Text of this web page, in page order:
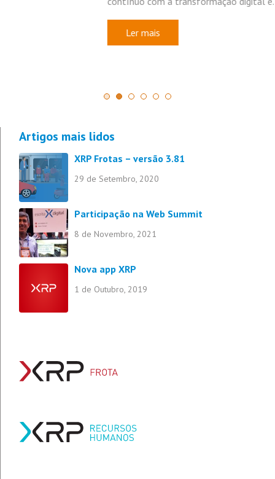
Artigos mais lidos
XRP Frotas – versão 3.81
29 de Setembro, 2020
Participação na Web Summit
8 de Novembro, 2021
Nova app XRP
1 de Outubro, 2019
Recursos Humanos